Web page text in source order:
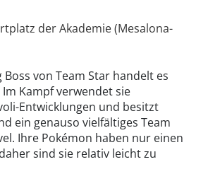
der Akademie (Mesalona-
Boss von Team Star handelt es
Kampf verwendet sie
Entwicklungen und besitzt
ein genauso vielfältiges Team
Ihre Pokémon haben nur einen
sind sie relativ leicht zu